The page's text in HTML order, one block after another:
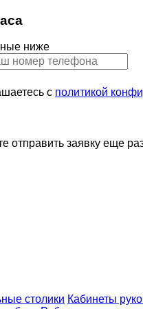
ниже
с политикой
отправить заявку еще
столики Кабинеты